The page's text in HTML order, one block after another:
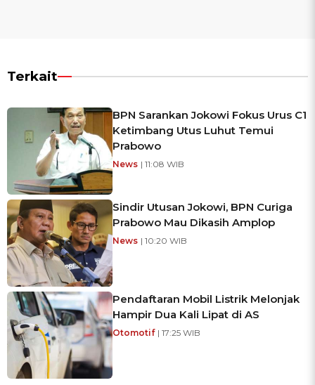
Terkait
BPN Sarankan Jokowi Fokus Urus C1
Ketimbang Utus Luhut Temui
Prabowo
News | 11:08 WIB
Sindir Utusan Jokowi, BPN Curiga
Prabowo Mau Dikasih Amplop
News | 10:20 WIB
Pendaftaran Mobil Listrik Melonjak
Hampir Dua Kali Lipat di AS
Otomotif | 17:25 WIB